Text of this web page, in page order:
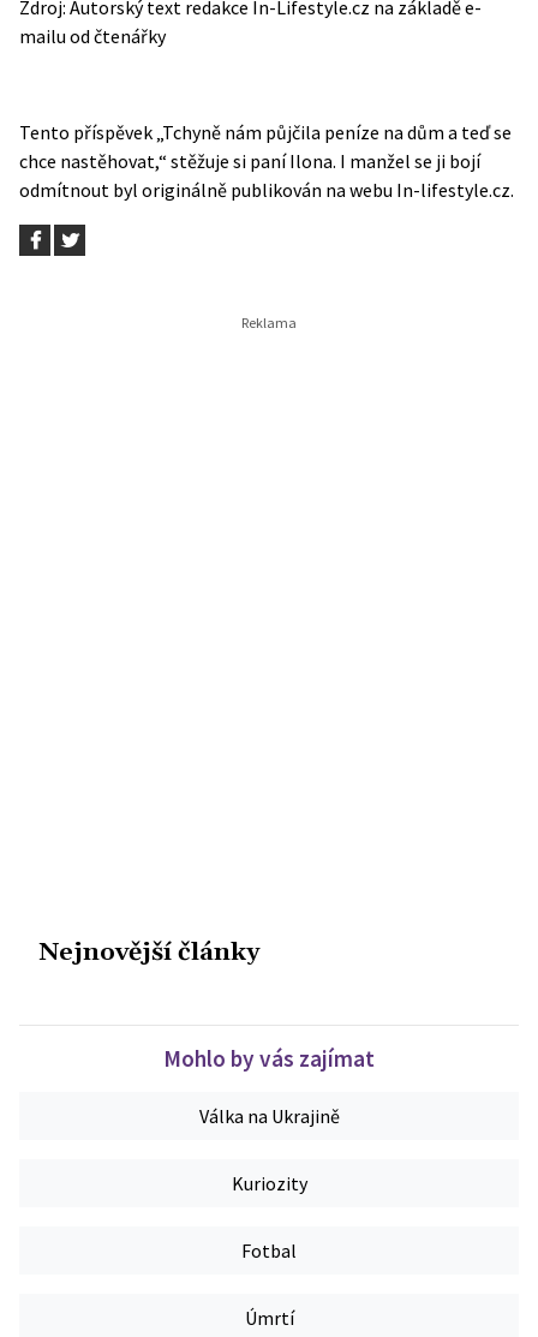
Zdroj: Autorský text redakce In-Lifestyle.cz na základě e-
mailu od čtenářky
Tento příspěvek „Tchyně nám půjčila peníze na dům a teď se
chce nastěhovat,“ stěžuje si paní Ilona. I manžel se ji bojí
odmítnout byl originálně publikován na webu In-lifestyle.cz.
Nejnovější články
Mohlo by vás zajímat
Válka na Ukrajině
Kuriozity
Fotbal
Úmrtí